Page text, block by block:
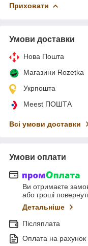
Приховати
Умови доставки
Нова Пошта
Магазини Rozetka
Укрпошта
Meest ПОШТА
Всі умови доставки
Умови оплати
Ви отримаєте
або гроші
Детальніше
Післяплата
Оплата на рахунок